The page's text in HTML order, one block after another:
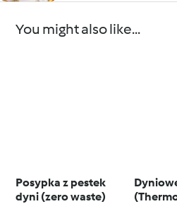
You might also like...
Posypka z pestek
dyni (zero waste)